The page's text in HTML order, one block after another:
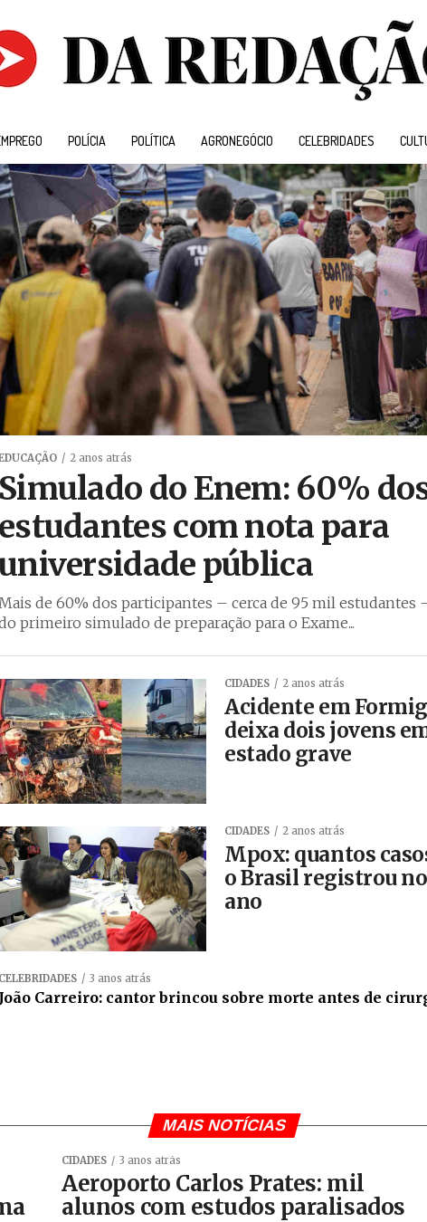
POLÍCIA POLÍTICA AGRONEGÓCIO CELEBRIDADES
2 anos atrás
Simulado do Enem: 60%
estudantes com nota para
pública
de 60% dos participantes – cerca de 95 mil estudantes
primeiro simulado de preparação para o Exame...
CIDADES 2 anos atrás
Acidente em
deixa dois jovens
estado grave
CIDADES 2 anos atrás
Mpox: quantos
o Brasil registrou no
ano
CELEBRIDADES 3 anos atrás
João Carreiro: cantor brincou sobre morte antes de
MAIS NOTÍCIAS
CIDADES 3 anos atrás
Aeroporto Carlos Prates: mil
alunos com estudos paralisados